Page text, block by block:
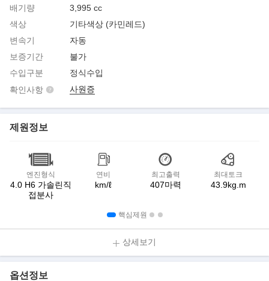
배기량
3,995 cc
색상
기타색상 (카민레드)
변속기
자동
보증기간
불가
수입구분
정식수입
확인사항
사원증
제원정보
엔진형식
4.0 H6 가솔린직
접분사
연비
km/ℓ
최고출력
407마력
최대토크
43.9kg.m
핵심제원
상세보기
옵션정보